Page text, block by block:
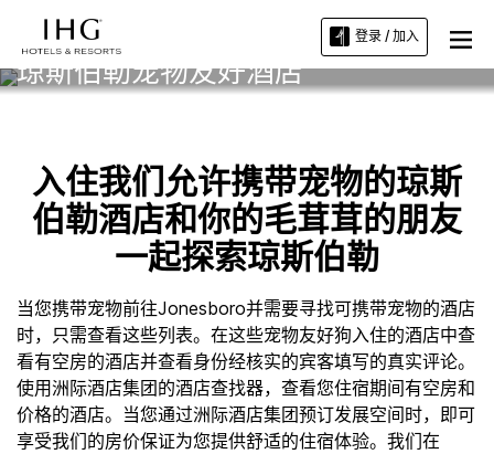
登录 / 加入
琼斯伯勒宠物友好酒店
入住我们允许携带宠物的琼斯
伯勒酒店和你的毛茸茸的朋友
一起探索琼斯伯勒
当您携带宠物前往Jonesboro并需要寻找可携带宠物的酒店
时，只需查看这些列表。在这些宠物友好狗入住的酒店中查
看有空房的酒店并查看身份经核实的宾客填写的真实评论。
使用洲际酒店集团的酒店查找器，查看您住宿期间有空房和
价格的酒店。当您通过洲际酒店集团预订发展空间时，即可
享受我们的房价保证为您提供舒适的住宿体验。我们在